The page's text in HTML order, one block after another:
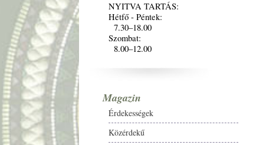
NYITVA TARTÁS:
Hétfő - Péntek:
7.30–18.00
Szombat:
8.00–12.00
Magazin
Érdekességek
Közérdekű